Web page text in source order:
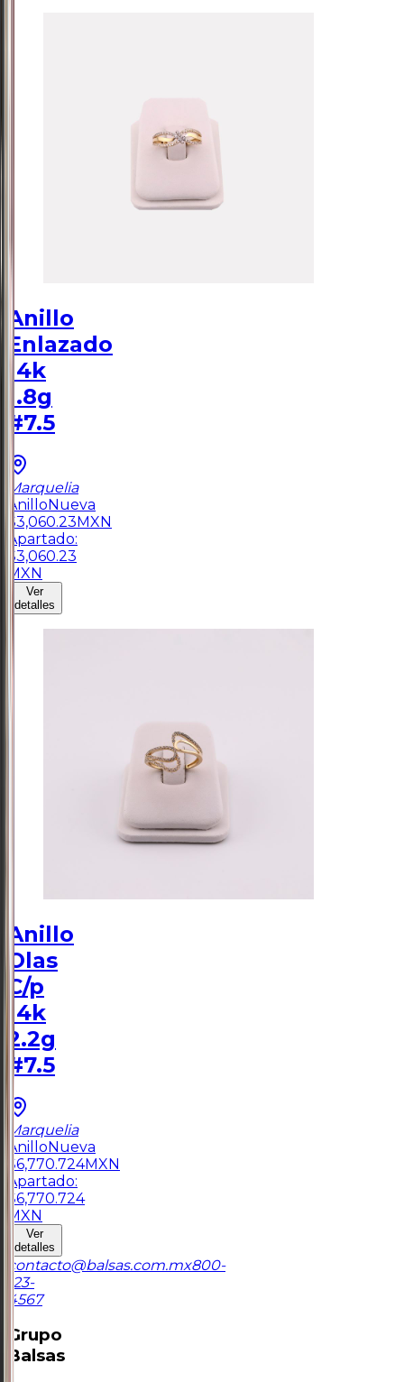
Anillo
Enlazado
14k
1.8g
#7.5
Marquelia
AnilloNueva
$3,060.23MXN
Apartado:
$3,060.23
MXN
Ver
detalles
Anillo
Olas
C/p
14k
2.2g
#7.5
Marquelia
AnilloNueva
$6,770.724MXN
Apartado:
$6,770.724
MXN
Ver
detalles
contacto@balsas.com.mx800-
123-
4567
Grupo
Balsas